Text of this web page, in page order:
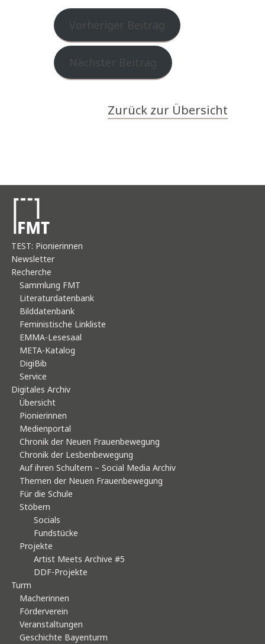
Vorheriger Beitrag
Nächster Beitrag
Zurück zur Übersicht
TEST: Pionierinnen
Newsletter
Recherche
Sammlung FMT
Literaturdatenbank
Bilddatenbank
Feministische Linkliste
EMMA-Lesesaal
META-Katalog
DigiBib
Service
Digitales Archiv
Übersicht
Pionierinnen
Medienportal
Chronik der Neuen Frauenbewegung
Chronik der Lesbenbewegung
Auf ihren Schultern – Social Media Archiv
Themen der Neuen Frauenbewegung
Für die Schule
Stöbern
Socials
Fundstücke
Projekte
Artist Meets Archive #5
DDF-Projekte
Turm
Macherinnen
Förderverein
Veranstaltungen
Geschichte Bayenturm